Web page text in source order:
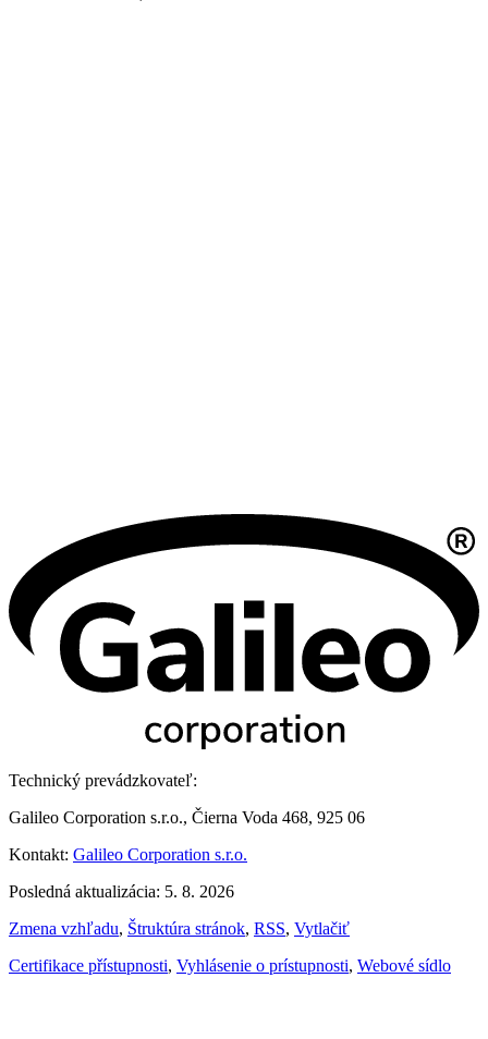
Technický prevádzkovateľ:
Galileo Corporation s.r.o., Čierna Voda 468, 925 06
Kontakt: Galileo Corporation s.r.o.
Posledná aktualizácia: 5. 8. 2026
Zmena vzhľadu, Štruktúra stránok, RSS, Vytlačiť
Certifikace přístupnosti, Vyhlásenie o prístupnosti, Webové sídlo